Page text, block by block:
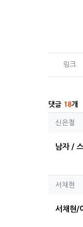
관련
링크
댓글 18개
신은
신은철
남자 /
서채
서채현
서채현/